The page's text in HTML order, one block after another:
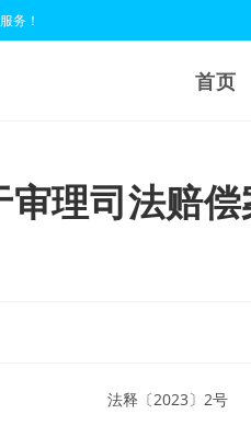
务！
首页
理司法赔
法释〔2023〕2号